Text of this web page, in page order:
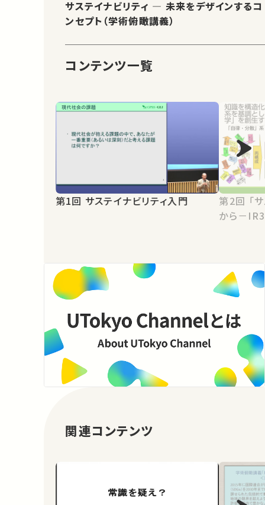
サステイナビリティ ― 未来をデザインするコ
ンセプト（学術俯瞰講義）
コンテンツ一覧
第1回 サステイナビリティ入門
第2回 「サステイナビリティ学」の視点
から－
関連コンテンツ